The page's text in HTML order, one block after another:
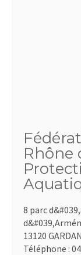
Rhône
8 parc
13120
Téléphone :